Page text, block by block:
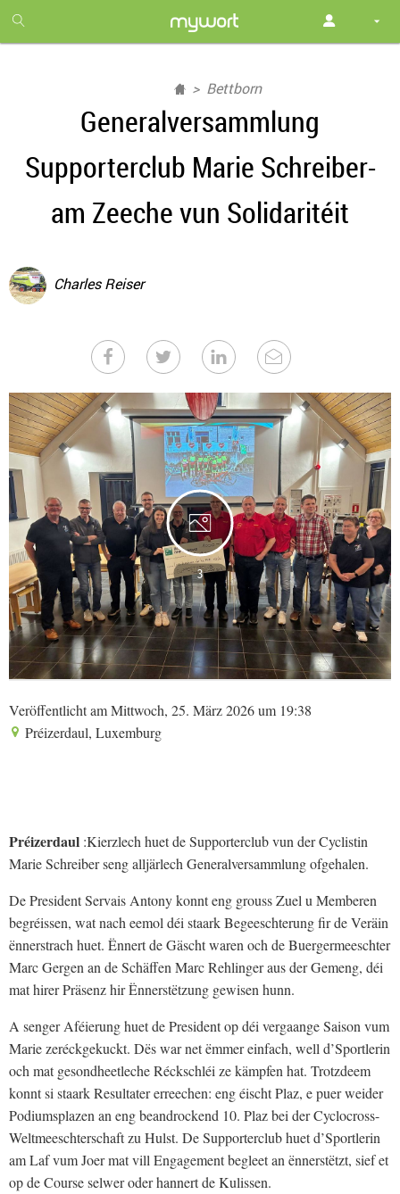
month
free
Bettborn
Generalversammlung
Supporterclub Marie Schreiber-
am Zeeche vun Solidaritéit
Charles Reiser
3
Veröffentlicht am Mittwoch, 25. März 2026 um 19:38
Préizerdaul, Luxemburg
Préizerdaul :Kierzlech huet de Supporterclub vun der Cyclistin
Marie Schreiber seng alljärlech Generalversammlung ofgehalen.
De President Servais Antony konnt eng grouss Zuel u Memberen
begréissen, wat nach eemol déi staark Begeeschterung fir de Veräin
ënnerstrach huet. Ënnert de Gäscht waren och de Buergermeeschter
Marc Gergen an de Schäffen Marc Rehlinger aus der Gemeng, déi
mat hirer Präsenz hir Ënnerstëtzung gewisen hunn.
A senger Aféierung huet de President op déi vergaange Saison vum
Marie zeréckgekuckt. Dës war net ëmmer einfach, well d’Sportlerin
och mat gesondheetleche Réckschléi ze kämpfen hat. Trotzdeem
konnt si staark Resultater erreechen: eng éischt Plaz, e puer weider
Podiumsplazen an eng beandrockend 10. Plaz bei der Cyclocross-
Weltmeeschterschaft zu Hulst. De Supporterclub huet d’Sportlerin
am Laf vum Joer mat vill Engagement begleet an ënnerstëtzt, sief et
op de Course selwer oder hannert de Kulissen.